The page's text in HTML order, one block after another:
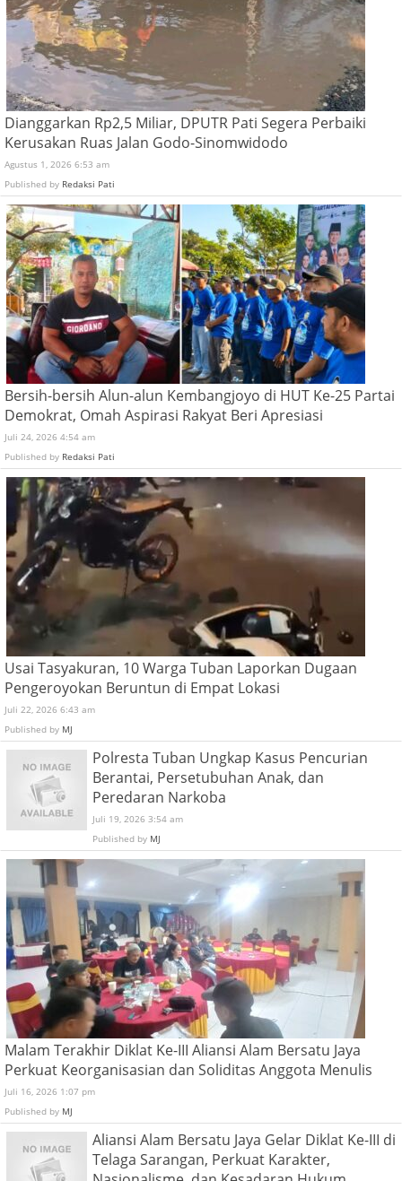
Dianggarkan Rp2,5 Miliar, DPUTR Pati Segera Perbaiki
Kerusakan Ruas Jalan Godo-Sinomwidodo
Agustus 1, 2026 6:53 am
Published by Redaksi Pati
Bersih-bersih Alun-alun Kembangjoyo di HUT Ke-25 Partai
Demokrat, Omah Aspirasi Rakyat Beri Apresiasi
Juli 24, 2026 4:54 am
Published by Redaksi Pati
Usai Tasyakuran, 10 Warga Tuban Laporkan Dugaan
Pengeroyokan Beruntun di Empat Lokasi
Juli 22, 2026 6:43 am
Published by MJ
Polresta Tuban Ungkap Kasus Pencurian
Berantai, Persetubuhan Anak, dan
Peredaran Narkoba
Juli 19, 2026 3:54 am
Published by MJ
Malam Terakhir Diklat Ke-III Aliansi Alam Bersatu Jaya
Perkuat Keorganisasian dan Soliditas Anggota Menulis
Juli 16, 2026 1:07 pm
Published by MJ
Aliansi Alam Bersatu Jaya Gelar Diklat Ke-III di
Telaga Sarangan, Perkuat Karakter,